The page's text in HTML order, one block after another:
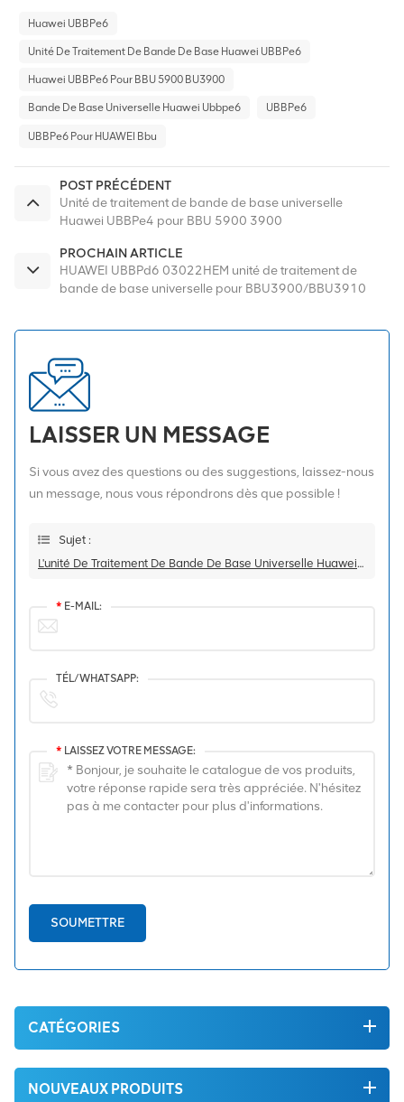
Huawei UBBPe6
Unité De Traitement De Bande De Base Huawei UBBPe6
Huawei UBBPe6 Pour BBU 5900 BU3900
Bande De Base Universelle Huawei Ubbpe6 UBBPe6
UBBPe6 Pour HUAWEI Bbu
POST PRÉCÉDENT
Unité de traitement de bande de base universelle
Huawei UBBPe4 pour BBU 5900 3900
PROCHAIN ARTICLE
HUAWEI UBBPd6 03022HEM unité de traitement de
bande de base universelle pour BBU3900/BBU3910
LAISSER UN MESSAGE
Si vous avez des questions ou des suggestions, laissez-nous
un message, nous vous répondrons dès que possible !
Sujet :
L'unité De Traitement De Bande De Base Universelle Huawei Ubbpe6 Est Applicable À HUAWEI BBU
* E-MAIL:
TÉL/WHATSAPP:
* LAISSEZ VOTRE MESSAGE:
SOUMETTRE
CATÉGORIES
NOUVEAUX PRODUITS